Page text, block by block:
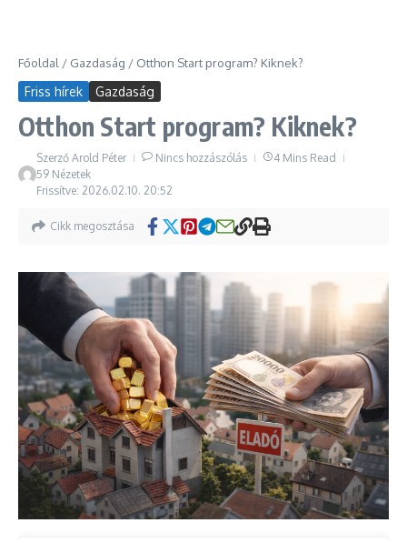
Főoldal / Gazdaság / Otthon Start program? Kiknek?
Friss hírek Gazdaság
Otthon Start program? Kiknek?
Szerző Arold Péter Nincs hozzászólás
4 Mins Read
59 Nézetek
Frissítve: 2026.02.10. 20:52
Cikk megosztása